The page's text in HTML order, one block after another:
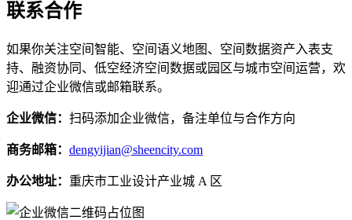
联系合作
如果你关注空间智能、空间语义地图、空间数据资产入表支
持、融资协同、低空经济空间数据或园区与城市空间运营，欢
迎通过企业微信或邮箱联系。
企业微信： 扫码添加企业微信，备注单位与合作方向
商务邮箱： dengyijian@sheencity.com
办公地址： 重庆市工业设计产业城 A 区